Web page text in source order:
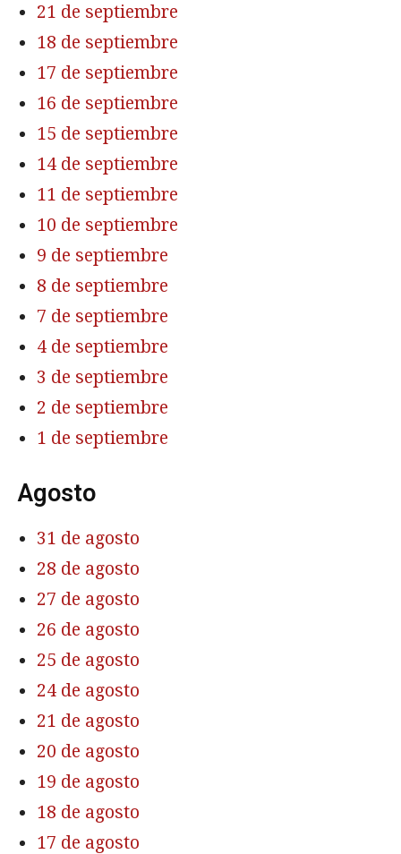
21 de septiembre
18 de septiembre
17 de septiembre
16 de septiembre
15 de septiembre
14 de septiembre
11 de septiembre
10 de septiembre
9 de septiembre
8 de septiembre
7 de septiembre
4 de septiembre
3 de septiembre
2 de septiembre
1 de septiembre
Agosto
31 de agosto
28 de agosto
27 de agosto
26 de agosto
25 de agosto
24 de agosto
21 de agosto
20 de agosto
19 de agosto
18 de agosto
17 de agosto